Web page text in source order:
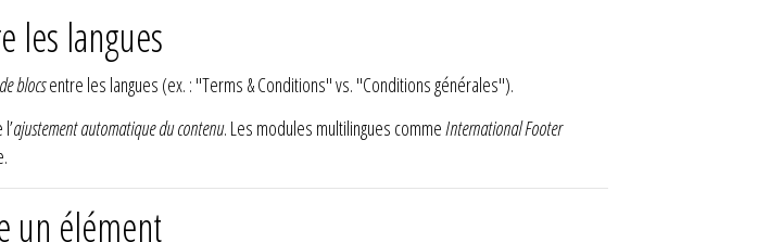
les langues
blocsentre les langues (ex. : "Terms & Conditions" vs. "Conditions générales").
ajustement automatique du contenu. Les modules multilingues commeInternational Footer
un élément